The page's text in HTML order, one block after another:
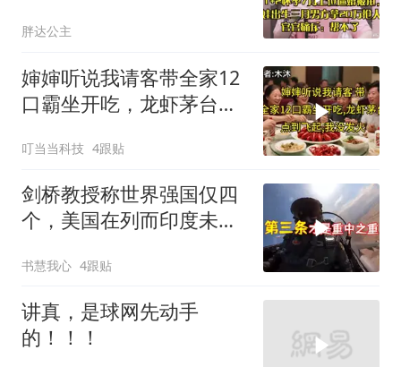
胖达公主
婶婶听说我请客带全家12
口霸坐开吃，龙虾茅台点
叮当当科技 4跟贴
剑桥教授称世界强国仅四
个，美国在列而印度未入
书慧我心 4跟贴
讲真，是球网先动手
的！！！